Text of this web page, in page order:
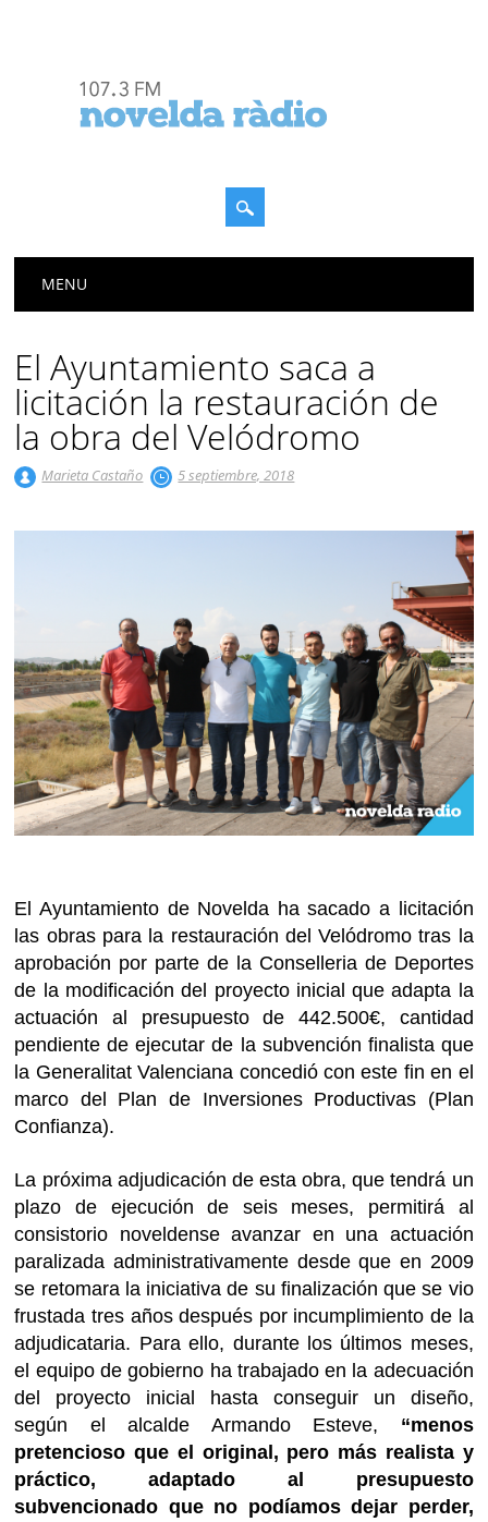
Menú principal
MENU
El Ayuntamiento saca a
licitación la restauración de
la obra del Velódromo
Marieta Castaño 5 septiembre, 2018
El Ayuntamiento de Novelda ha sacado a licitación
las obras para la restauración del Velódromo tras la
aprobación por parte de la Conselleria de Deportes
de la modificación del proyecto inicial que adapta la
actuación al presupuesto de 442.500€, cantidad
pendiente de ejecutar de la subvención finalista que
la Generalitat Valenciana concedió con este fin en el
marco del Plan de Inversiones Productivas (Plan
Confianza).
La próxima adjudicación de esta obra, que tendrá un
plazo de ejecución de seis meses, permitirá al
consistorio noveldense avanzar en una actuación
paralizada administrativamente desde que en 2009
se retomara la iniciativa de su finalización que se vio
frustada tres años después por incumplimiento de la
adjudicataria. Para ello, durante los últimos meses,
el equipo de gobierno ha trabajado en la adecuación
del proyecto inicial hasta conseguir un diseño,
según el alcalde Armando Esteve, “menos
pretencioso que el original, pero más realista y
práctico, adaptado al presupuesto
subvencionado que no podíamos dejar perder,